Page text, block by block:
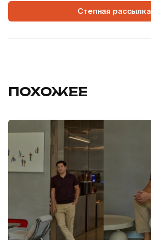
Степная рассылка
ПОХОЖЕЕ